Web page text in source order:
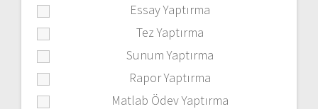
Essay Yaptırma
Tez Yaptırma
Sunum Yaptırma
Rapor Yaptırma
Matlab Ödev Yaptırma